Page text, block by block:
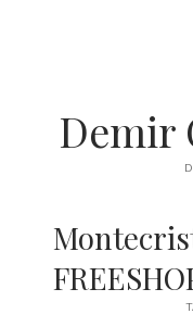
ŞIFRESIZ
Demir